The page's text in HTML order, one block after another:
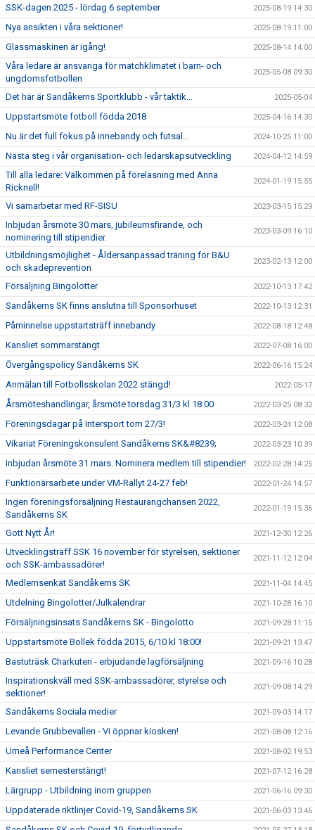
SSK-dagen 2025 - lördag 6 september 2025-08-19 14:30
Nya ansikten i våra sektioner! 2025-08-19 11:00
Glassmaskinen är igång! 2025-08-14 14:00
Våra ledare är ansvariga för matchklimatet i barn- och
ungdomsfotbollen
2025-05-08 09:30
Det här är Sandåkerns Sportklubb - vår taktik... 2025-05-04
Uppstartsmöte fotboll födda 2018 2025-04-16 14:30
Nu är det full fokus på innebandy och futsal... 2024-10-25 11:00
Nästa steg i vår organisation- och ledarskapsutveckling 2024-04-12 14:59
Till alla ledare: Välkommen på föreläsning med Anna
Ricknell!
2024-01-19 15:55
Vi samarbetar med RF-SISU 2023-03-15 15:29
Inbjudan årsmöte 30 mars, jubileumsfirande, och
nominering till stipendier.
2023-03-09 16:10
Utbildningsmöjlighet - Åldersanpassad träning för B&U
och skadeprevention
2023-02-13 12:00
Försäljning Bingolotter 2022-10-13 17:42
Sandåkerns SK finns anslutna till Sponsorhuset 2022-10-13 12:31
Påminnelse uppstartsträff innebandy 2022-08-18 12:48
Kansliet sommarstängt 2022-07-08 16:00
Övergångspolicy Sandåkerns SK 2022-06-16 15:24
Anmälan till Fotbollsskolan 2022 stängd! 2022-05-17
Årsmöteshandlingar, årsmöte torsdag 31/3 kl 18:00 2022-03-25 08:32
Föreningsdagar på Intersport tom 27/3! 2022-03-24 12:08
Vikariat Föreningskonsulent Sandåkerns SK&#8239; 2022-03-23 10:39
Inbjudan årsmöte 31 mars. Nominera medlem till stipendier! 2022-02-28 14:25
Funktionärsarbete under VM-Rallyt 24-27 feb! 2022-01-24 14:57
Ingen föreningsförsäljning Restaurangchansen 2022,
Sandåkerns SK
2022-01-19 15:36
Gott Nytt År! 2021-12-30 12:26
Utvecklingsträff SSK 16 november för styrelsen, sektioner
och SSK-ambassadörer!
2021-11-12 12:04
Medlemsenkät Sandåkerns SK 2021-11-04 14:45
Utdelning Bingolotter/Julkalendrar 2021-10-28 16:10
Försäljningsinsats Sandåkerns SK - Bingolotto 2021-09-28 11:15
Uppstartsmöte Bollek födda 2015, 6/10 kl 18:00! 2021-09-21 13:47
Bastuträsk Charkuteri - erbjudande lagförsäljning 2021-09-16 10:28
Inspirationskväll med SSK-ambassadörer, styrelse och
sektioner!
2021-09-08 14:29
Sandåkerns Sociala medier 2021-09-03 14:17
Levande Grubbevallen - Vi öppnar kiosken! 2021-08-08 12:16
Umeå Performance Center 2021-08-02 19:53
Kansliet semesterstängt! 2021-07-12 16:28
Lärgrupp - Utbildning inom gruppen 2021-06-16 09:30
Uppdaterade riktlinjer Covid-19, Sandåkerns SK 2021-06-03 13:46